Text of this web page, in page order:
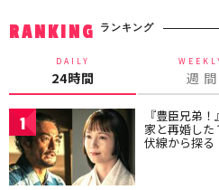
RANKING ランキング
DAILY
24時間 週 間
1 『豊臣兄弟
家と再婚した
伏線から探る